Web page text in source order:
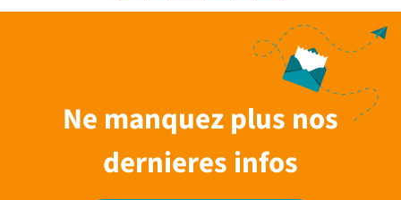
Ne manquez plus nos
dernieres infos